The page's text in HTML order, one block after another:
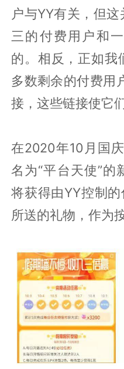
户与YY有关，但
三的付费用户和
的。相反，正如我
多数剩余的付费用
接，这些链接使它
在2020年10月国
名为“平台天使”的
将获得由YY控制
所送的礼物，作为